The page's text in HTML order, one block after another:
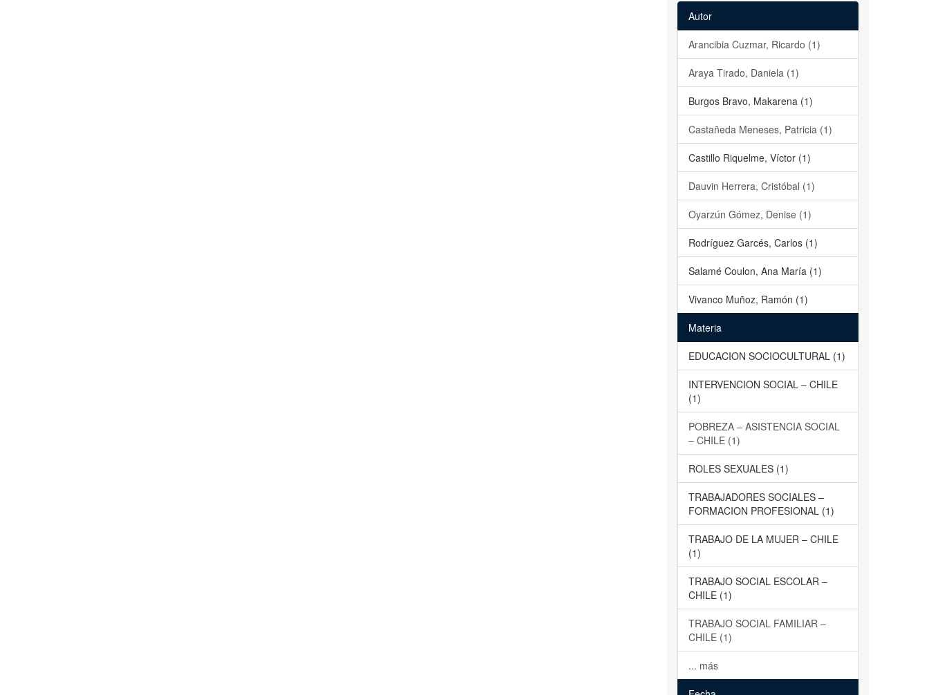
Autor
Arancibia Cuzmar, Ricardo (1)
Araya Tirado, Daniela (1)
Burgos Bravo, Makarena (1)
Castañeda Meneses, Patricia (1)
Castillo Riquelme, Víctor (1)
Dauvin Herrera, Cristóbal (1)
Oyarzún Gómez, Denise (1)
Rodríguez Garcés, Carlos (1)
Salamé Coulon, Ana María (1)
Vivanco Muñoz, Ramón (1)
Materia
EDUCACION SOCIOCULTURAL (1)
INTERVENCION SOCIAL – CHILE
(1)
POBREZA – ASISTENCIA SOCIAL
– CHILE (1)
ROLES SEXUALES (1)
TRABAJADORES SOCIALES –
FORMACION PROFESIONAL (1)
TRABAJO DE LA MUJER – CHILE
(1)
TRABAJO SOCIAL ESCOLAR –
CHILE (1)
TRABAJO SOCIAL FAMILIAR –
CHILE (1)
... más